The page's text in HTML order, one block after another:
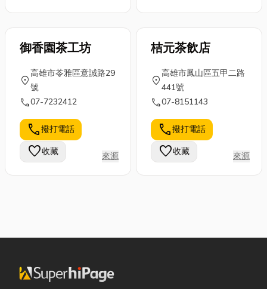
御香園茶工坊
location_on
高雄市苓雅區意誠路29
號
call07-7232412
call撥打電話
favorite收藏 來源
桔元茶飲店
location_on
高雄市鳳山區五甲二路
441號
call07-8151143
call撥打電話
favorite收藏 來源